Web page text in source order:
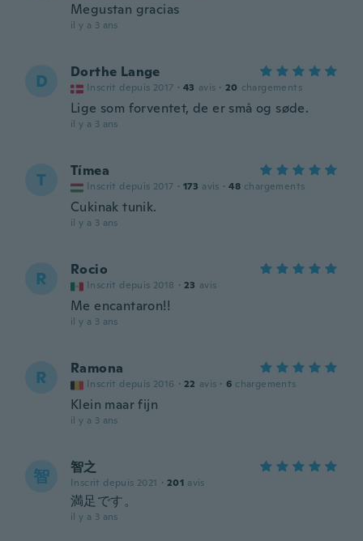
Megustan gracias
il y a 3 ans
D Dorthe Lange
Inscrit depuis 2017 · 43 avis · 20 chargements
Lige som forventet, de er små og søde.
il y a 3 ans
T Tímea
Inscrit depuis 2017 · 173 avis · 48 chargements
Cukinak tunik.
il y a 3 ans
R Rocio
Inscrit depuis 2018 · 23 avis
Me encantaron!!
il y a 3 ans
R Ramona
Inscrit depuis 2016 · 22 avis · 6 chargements
Klein maar fijn
il y a 3 ans
智 智之
Inscrit depuis 2021 · 201 avis
満足です。
il y a 3 ans